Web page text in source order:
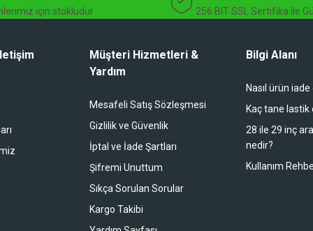
için stokludur 256 BIT SSL Sertifika ile
Müşteri Hizmetleri &
Yardım
Mesafeli Satış Sözleşmesi
Gizlilik ve Güvenlik
İptal ve İade Şartları
Şifremi Unuttum
Sıkça Sorulan Sorular
Kargo Takibi
Bilgi Alanı
Nasıl ürün
Kaç tane lastik
28 ile 29 inç
nedir?
Kullanım